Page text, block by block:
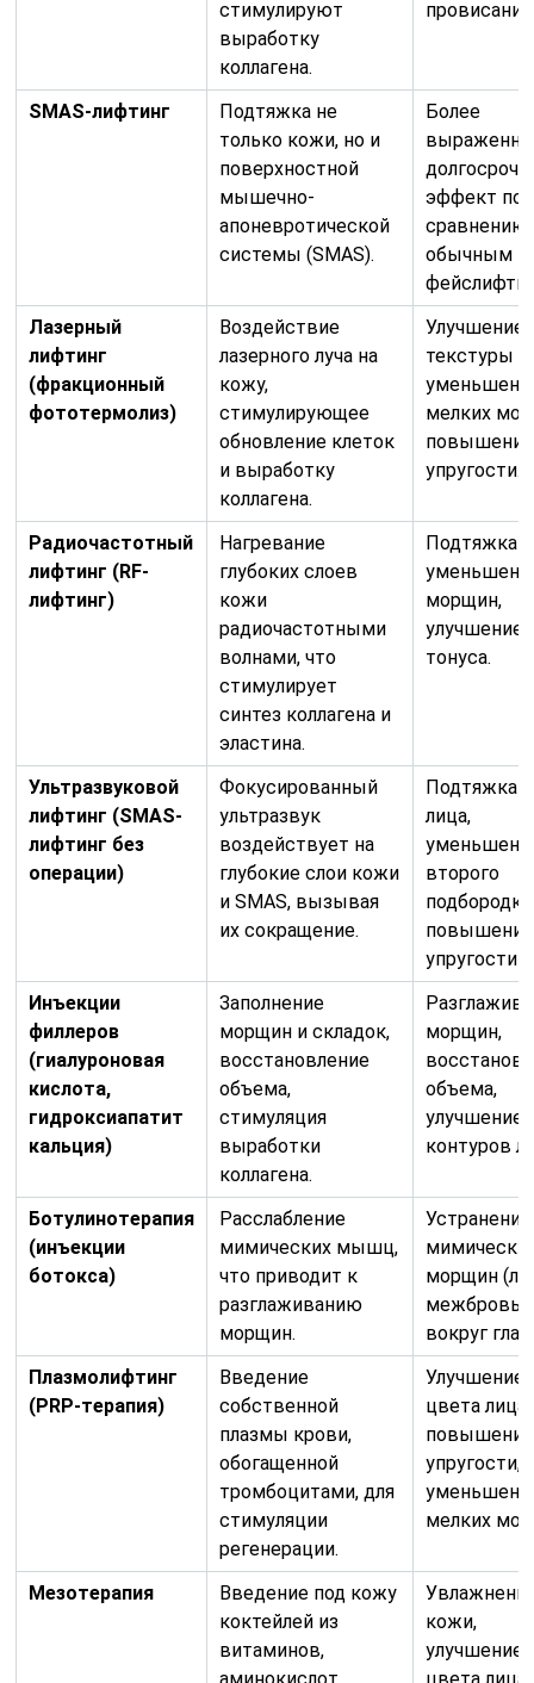
стимулируют
выработку
коллагена.
SMAS-лифтинг
Подтяжка не
только кожи, но и
поверхностной
мышечно-
апоневротической
системы (SMAS).
Более
эффект по
сравнению
обычным
Лазерный
лифтинг
(фракционный
фототермолиз)
Воздействие
лазерного луча на
кожу,
стимулирующее
обновление клеток
и выработку
коллагена.
Улучшение
текстуры
мелких
повышение
упругости.
Радиочастотный
лифтинг (RF-
лифтинг)
Нагревание
глубоких слоев
кожи
радиочастотными
волнами, что
стимулирует
синтез коллагена и
эластина.
Подтяжка
морщин,
улучшение
тонуса.
Ультразвуковой
лифтинг (SMAS-
лифтинг без
операции)
Фокусированный
ультразвук
воздействует на
глубокие слои кожи
и SMAS, вызывая
их сокращение.
Подтяжка
лица,
второго
повышение
упругости
Инъекции
филлеров
(гиалуроновая
кислота,
гидроксиапатит
кальция)
Заполнение
морщин и складок,
восстановление
объема,
стимуляция
выработки
коллагена.
морщин,
объема,
улучшение
контуров
Ботулинотерапия
(инъекции
ботокса)
Расслабление
мимических мышц,
что приводит к
разглаживанию
морщин.
Устранение
морщин
вокруг
Плазмолифтинг
(PRP-терапия)
Введение
собственной
плазмы крови,
обогащенной
тромбоцитами, для
стимуляции
регенерации.
Улучшение
цвета лица,
повышение
упругости,
мелких
Мезотерапия
Введение под кожу
коктейлей из
витаминов,
кожи,
улучшение